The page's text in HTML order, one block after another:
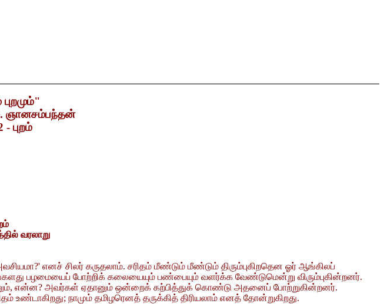
ஞானசம்பந்தன்
- புறம்
வரலாறு
எனச் சிலர் கருதலாம். சரிதம் மீண்டும் மீண்டும் திரும்புகிறதென ஓர் ஆங்கிலப்
பழமையைப் போற்றிக் கலையையும் பண்பையும் வளர்க்க வேண்டுமென்று விரும்புகின்றனர்.
என்ன? அவர்கள் ஏதானும் ஒன்றைக் கற்பித்துக் கொண்டு அதனைப் போற்றுகின்றனர்.
உண்டாகிறது; நாமும் தமிழரெனத் தருக்கித் திரியலாம் எனத் தோன்றுகிறது.